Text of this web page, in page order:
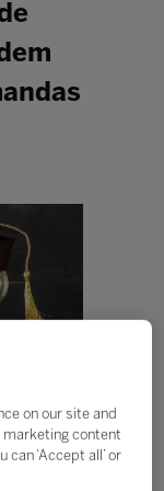
de
on our site and
content
‘Accept all’ or